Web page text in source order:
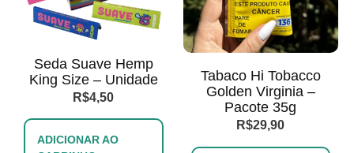
Seda Suave Hemp
King Size – Unidade
R$4,50
ADICIONAR AO
Tabaco Hi Tobacco
Golden Virginia –
Pacote 35g
R$29,90